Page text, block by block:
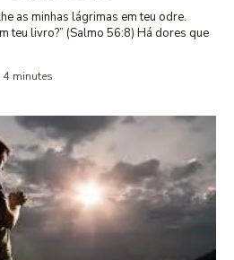
as minhas lágrimas em teu odre.
(Salmo 56:8) Há dores que
4 minutes